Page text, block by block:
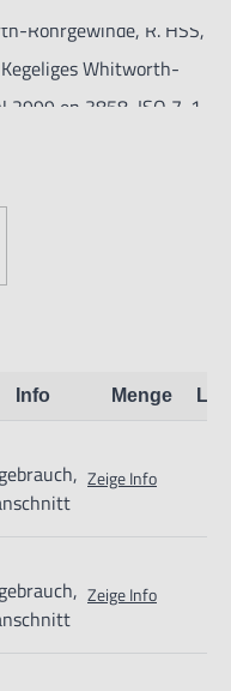
Rohrgewinde, R. HSS,
Whitworth-
2999 en 3858, ISO 7-1,
hergestellt in
Info Menge
Zeige Info
Zeige Info